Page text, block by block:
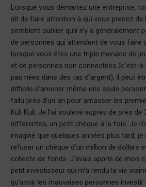
Lorsque vous démarrez une entreprise,
dit de faire attention à qui vous prenez de
semblent oublier qu’il n’y a généralement
de personnes qui attendent de vous faire
lorsque vous êtes une triple menace de
et de personnes non connectées (c’est-
pas nées dans des tas d’argent), il peut
difficile d’amener même une seule
fallu près d’un an pour amasser les
Kuli Kuli. Je l’ai soulevé auprès de près de
différentes, un petit chèque à la fois. Je
imaginé que quelques années plus tard, je
refuser un chèque d’un million de dollars
collecte de fonds. J’avais appris de mon
petit investisseur qui m’a rendu la vie
qu’avoir les mauvaises personnes